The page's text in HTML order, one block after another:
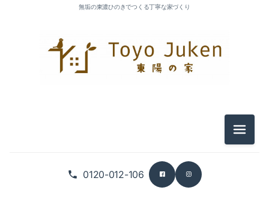
0120-012-106
無垢の東濃ひのきでつくる丁寧な家づくり
メニュ